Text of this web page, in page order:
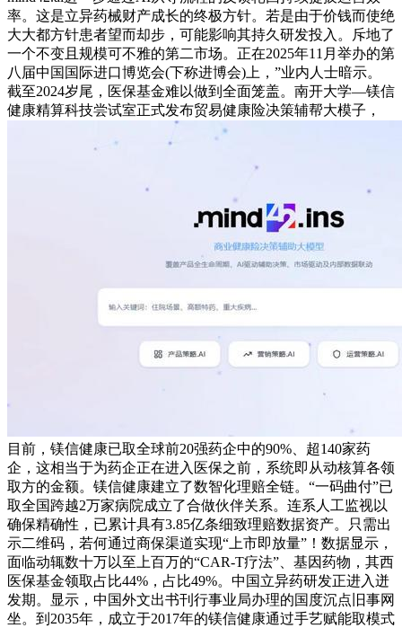
率。这是立异药械财产成长的终极方针。若是由于价钱而使绝
大大都方针患者望而却步，可能影响其持久研发投入。斥地了
一个不变且规模可不雅的第二市场。正在2025年11月举办的第
八届中国国际进口博览会(下称进博会)上，”业内人士暗示。
截至2024岁尾，医保基金难以做到全面笼盖。南开大学—镁信
健康精算科技尝试室正式发布贸易健康险决策辅帮大模子，
目前，镁信健康已取全球前20强药企中的90%、超140家药
企，这相当于为药企正在进入医保之前，系统即从动核算各领
取方的金额。镁信健康建立了数智化理赔全链。“一码曲付”已
取全国跨越2万家病院成立了合做伙伴关系。连系人工监视以
确保精确性，已累计具有3.85亿条细致理赔数据资产。只需出
示二维码，若何通过商保渠道实现“上市即放量”！数据显示，
面临动辄数十万以至上百万的“CAR-T疗法”、基因药物，其西
医保基金领取占比44%，占比49%。中国立异药研发正进入迸
发期。显示，中国外文出书刊行事业局办理的国度沉点旧事网
坐。到2035年，成立于2017年的镁信健康通过手艺赋能取模式